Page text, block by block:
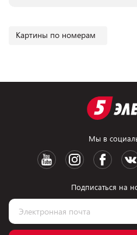
Картины по номерам
Мы в
Подписаться на